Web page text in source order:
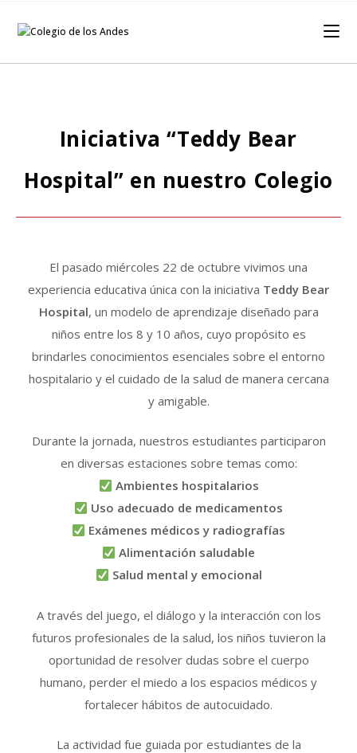
Iniciativa “Teddy Bear
Hospital” en nuestro Colegio
El pasado miércoles 22 de octubre vivimos una
experiencia educativa única con la iniciativa Teddy Bear
Hospital, un modelo de aprendizaje diseñado para
niños entre los 8 y 10 años, cuyo propósito es
brindarles conocimientos esenciales sobre el entorno
hospitalario y el cuidado de la salud de manera cercana
y amigable.
Durante la jornada, nuestros estudiantes participaron
en diversas estaciones sobre temas como:
Ambientes hospitalarios
Uso adecuado de medicamentos
Exámenes médicos y radiografías
Alimentación saludable
Salud mental y emocional
A través del juego, el diálogo y la interacción con los
futuros profesionales de la salud, los niños tuvieron la
oportunidad de resolver dudas sobre el cuerpo
humano, perder el miedo a los espacios médicos y
fortalecer hábitos de autocuidado.
La actividad fue guiada por estudiantes de la